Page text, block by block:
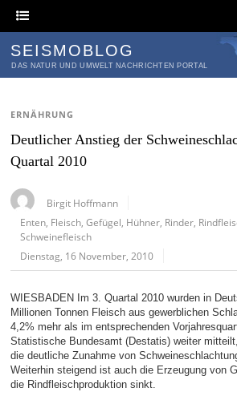
SEISMOBLOG
DAS NATUR UND UMWELT NACHRICHTEN PORTAL
ERNÄHRUNG
Deutlicher Anstieg der
Quartal 2010
Birgit Hoffmann
Enten Fleisch ,Gefügel Hühner Rinder
Schweinefleisch
Dienstag, 16 November, 2010
WIESBADEN Im 3. Quartal 2010 wurden in
Millionen Tonnen Fleisch aus gewerblichen
4,2% mehr als im entsprechenden
Statistische Bundesamt (Destatis) weiter
die deutliche Zunahme von
Weiterhin steigend ist auch die Erzeugung von
die Rindfleischproduktion sinkt.